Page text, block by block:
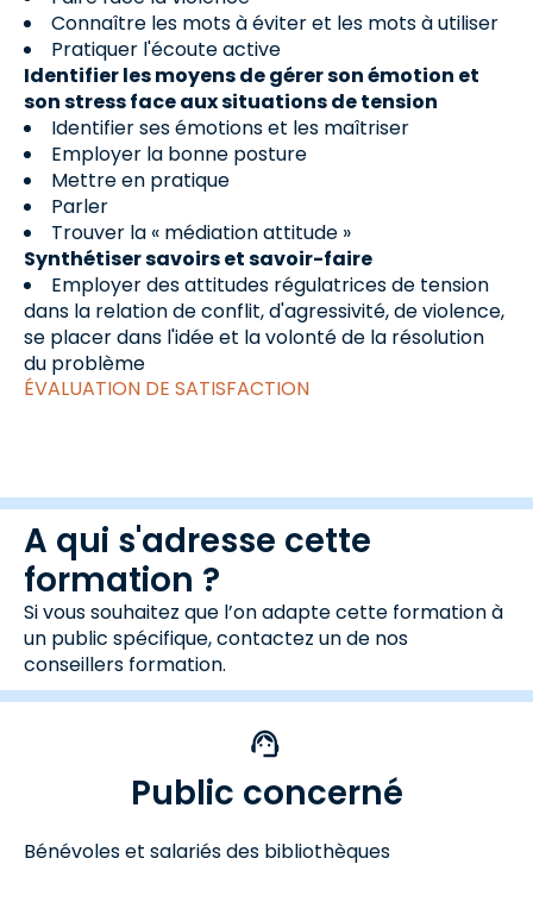
Connaître les mots à éviter et les mots à utiliser
Pratiquer l'écoute active
Identifier les moyens de gérer son émotion et
son stress face aux situations de tension
Identifier ses émotions et les maîtriser
Employer la bonne posture
Mettre en pratique
Parler
Trouver la « médiation attitude »
Synthétiser savoirs et savoir-faire
Employer des attitudes régulatrices de tension
dans la relation de conflit, d'agressivité, de violence,
se placer dans l'idée et la volonté de la résolution
du problème
ÉVALUATION DE SATISFACTION
A qui s'adresse cette
formation ?
Si vous souhaitez que l’on adapte cette formation à
un public spécifique, contactez un de nos
conseillers formation.
Public concerné
Bénévoles et salariés des bibliothèques